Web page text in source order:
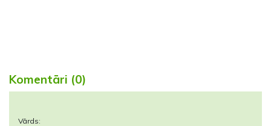
Komentāri (0)
Vārds: